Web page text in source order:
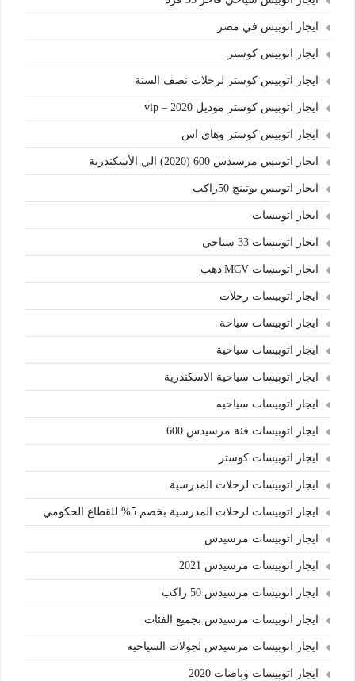
ايجار اتوبيس في مصر
ايجار اتوبيس كوستر
ايجار اتوبيس كوستر لرحلات نصف السنة
ايجار اتوبيس كوستر موديل 2020 – vip
ايجار اتوبيس كوستر وهاي اس
ايجار اتوبيس مرسيدس 600 (2020) الي الأسكندرية
ايجار اتوبيس يوتينج 50راكب
ايجار اتوبيسات
ايجار اتوبيسات 33 سياحي
ايجار اتوبيسات MCV|دهب
ايجار اتوبيسات رحلات
ايجار اتوبيسات سياحة
ايجار اتوبيسات سياحية
ايجار اتوبيسات سياحية الاسكندرية
ايجار اتوبيسات سياحيه
ايجار اتوبيسات فئة مرسيدس 600
ايجار اتوبيسات كوستر
ايجار اتوبيسات لرحلات المدرسية
ايجار اتوبيسات لرحلات المدرسية بخصم 5% للقطاع الحكومي
ايجار اتوبيسات مرسيدس
ايجار اتوبيسات مرسيدس 2021
ايجار اتوبيسات مرسيدس 50 راكب
ايجار اتوبيسات مرسيدس بجميع الفئات
ايجار اتوبيسات مرسيدس لجولات السياحية
ايجار اتوبيسات وباصات 2020